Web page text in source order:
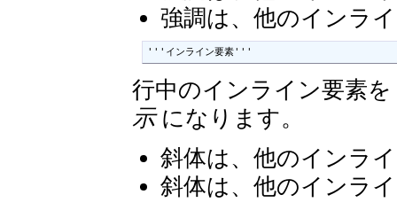
強調は、他のインラ
'''インライン要素'''
行中のインライン要素
示になります。
斜体は、他のインラ
斜体は、他のインラ